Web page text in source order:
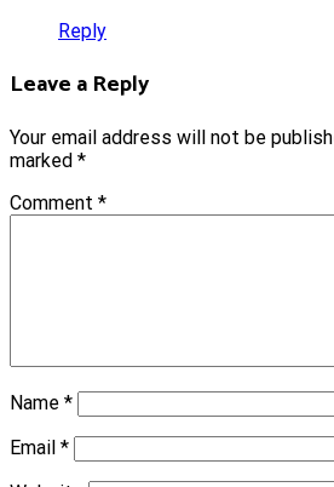
Reply
Leave a Reply
Your email address will not be
marked *
Comment *
Name *
Email *